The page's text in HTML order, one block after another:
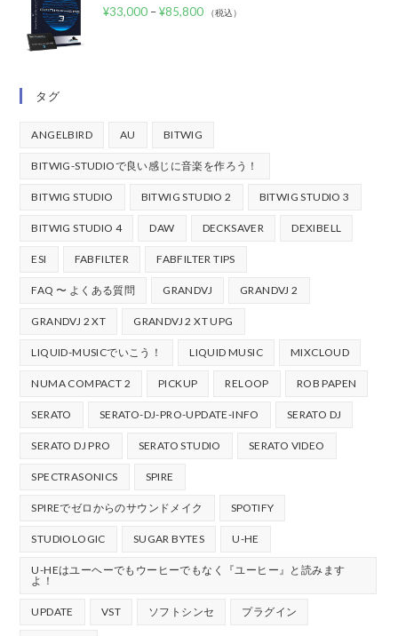
¥33,000 –¥85,800 （税込）
タグ
ANGELBIRD AU BITWIG
BITWIG-STUDIOで良い感じに音楽を作ろう！
BITWIG STUDIO BITWIG STUDIO 2 BITWIG STUDIO 3
BITWIG STUDIO 4 DAW DECKSAVER DEXIBELL
ESI FABFILTER FABFILTER TIPS
FAQ 〜 よくある質問 GRANDVJ GRANDVJ 2
GRANDVJ 2 XT GRANDVJ 2 XT UPG
LIQUID-MUSICでいこう！ LIQUID MUSIC MIXCLOUD
NUMA COMPACT 2 PICKUP RELOOP ROB PAPEN
SERATO SERATO-DJ-PRO-UPDATE-INFO SERATO DJ
SERATO DJ PRO SERATO STUDIO SERATO VIDEO
SPECTRASONICS SPIRE
SPIREでゼロからのサウンドメイク SPOTIFY
STUDIOLOGIC SUGAR BYTES U-HE
U-HEはユーヘーでもウーヒーでもなく『ユーヒー』と読みます
よ！
UPDATE VST ソフトシンセ プラグイン